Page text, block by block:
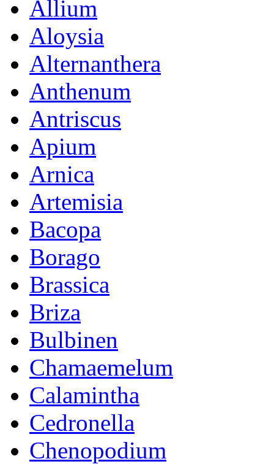
Allium
Aloysia
Alternanthera
Anthenum
Antriscus
Apium
Arnica
Artemisia
Bacopa
Borago
Brassica
Briza
Bulbinen
Chamaemelum
Calamintha
Cedronella
Chenopodium